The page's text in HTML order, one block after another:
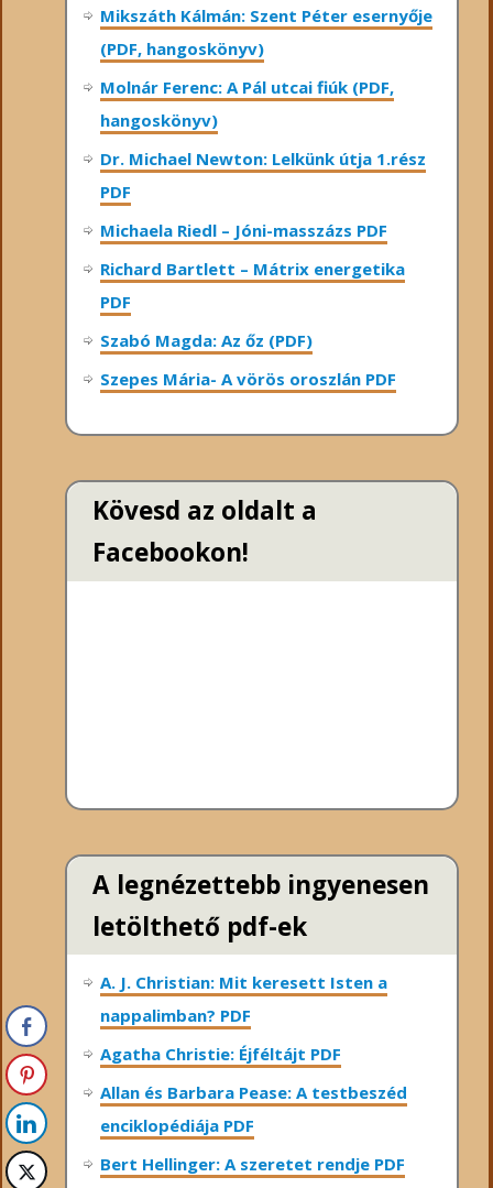
Mikszáth Kálmán: Szent Péter esernyője
(PDF, hangoskönyv)
Molnár Ferenc: A Pál utcai fiúk (PDF,
hangoskönyv)
Dr. Michael Newton: Lelkünk útja 1.rész
PDF
Michaela Riedl – Jóni-masszázs PDF
Richard Bartlett – Mátrix energetika
PDF
Szabó Magda: Az őz (PDF)
Szepes Mária- A vörös oroszlán PDF
Kövesd az oldalt a
Facebookon!
A legnézettebb ingyenesen
letölthető pdf-ek
A. J. Christian: Mit keresett Isten a
nappalimban? PDF
Agatha Christie: Éjféltájt PDF
Allan és Barbara Pease: A testbeszéd
enciklopédiája PDF
Bert Hellinger: A ​szeretet rendje PDF